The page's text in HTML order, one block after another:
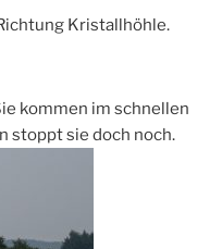
Kristallhöhle.
kommen im schnellen
stoppt sie doch noch.